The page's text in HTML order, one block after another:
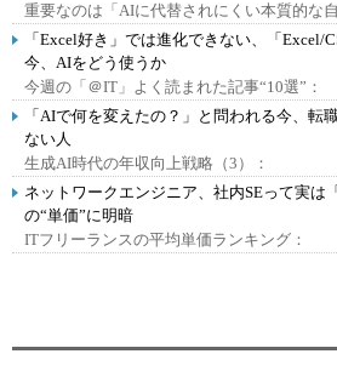
重要なのは「AIに代替されにくい本質的な
「Excel好き」では進化できない、「Excel/
今、AIをどう使うか
今週の「＠IT」よく読まれた記事“10選”：
「AIで何を変えたの？」と問われる今、転
ない人
生成AI時代の年収向上戦略（3）：
ネットワークエンジニア、社内SEって実
の“単価”に明暗
ITフリーランスの平均単価ランキング：